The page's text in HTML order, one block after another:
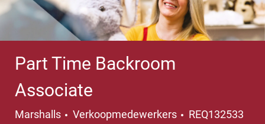
Part Time Backroom
Associate
Marshalls Categorie
Verkoopmedewerkers
REQ132533